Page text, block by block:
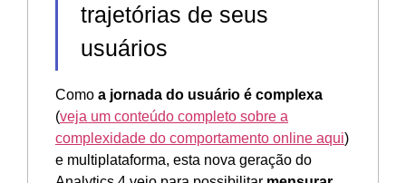
trajetórias de seus
usuários
Como a jornada do usuário é complexa
(veja um conteúdo completo sobre a
complexidade do comportamento online aqui)
e multiplataforma, esta nova geração do